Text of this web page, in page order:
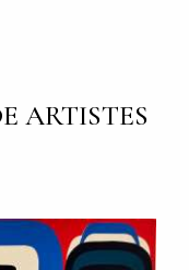
ARTISTES